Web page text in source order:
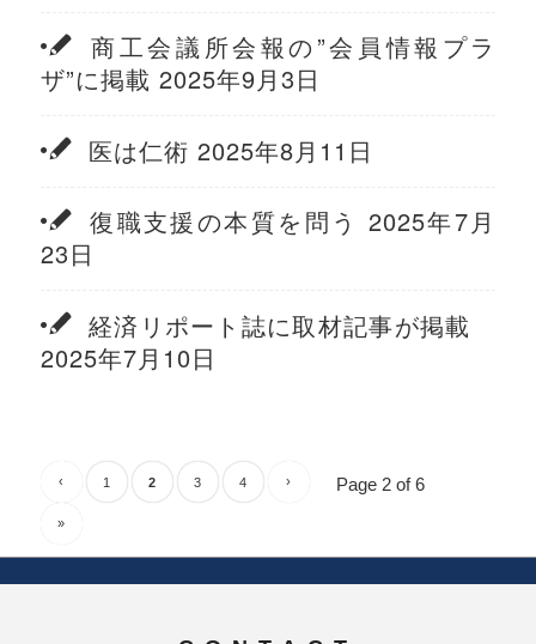
商工会議所会報の”会員情報プラ
ザ”に掲載 2025年9月3日
医は仁術 2025年8月11日
復職支援の本質を問う 2025年7月
23日
経済リポート誌に取材記事が掲載
2025年7月10日
Page 2 of 6
‹ 1 2 3 4 ›
»